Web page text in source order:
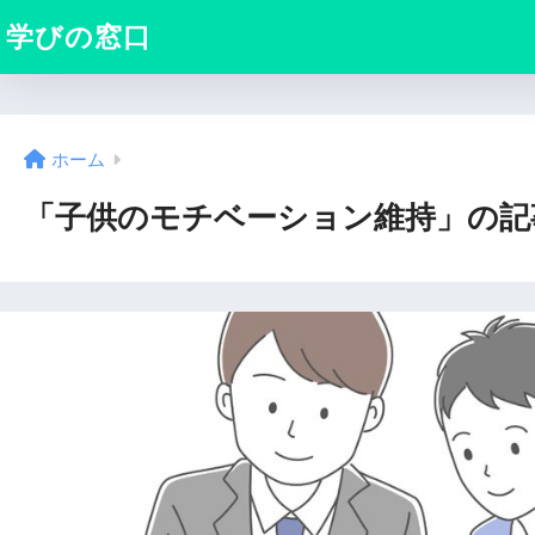
学びの窓口
ホーム
「子供のモチベーション維持」の